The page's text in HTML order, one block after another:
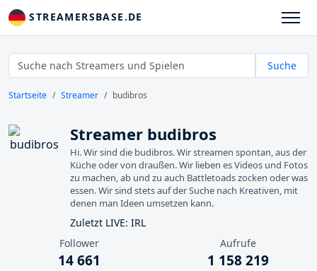
STREAMERSBASE.DE
Suche
Startseite Streamer budibros
Streamer budibros
Hi. Wir sind die budibros. Wir streamen spontan, aus der
Küche oder von draußen. Wir lieben es Videos und Fotos
zu machen, ab und zu auch Battletoads zocken oder was
essen. Wir sind stets auf der Suche nach Kreativen, mit
denen man Ideen umsetzen kann.
Zuletzt LIVE: IRL
Follower
14 661
Aufrufe
1 158 219